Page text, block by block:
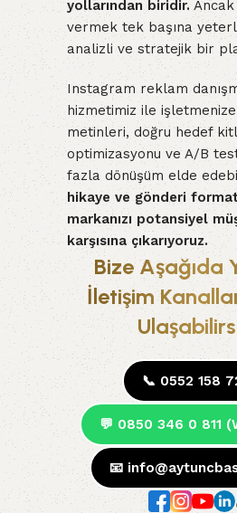
yollarından biridir.
vermek tek başına
analizli ve stratejik bir
Instagram reklam
hizmetimiz ile
metinleri, doğru hedef
optimizasyonu ve A/B
fazla dönüşüm elde
hikaye ve gönderi
markanızı potansiyel
karşısına çıkarıyoruz.
Bize Aşağıda
İletişim
📞 0552 158
💬 0850 346 0 811
📧